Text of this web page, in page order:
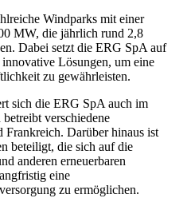
Windparks mit einer
MW, die jährlich rund 2,8
Dabei setzt die ERG SpA auf
innovative Lösungen, um eine
zu gewährleisten.
sich die ERG SpA auch im
verschiedene
Frankreich. Darüber hinaus ist
beteiligt, die sich auf die
anderen erneuerbaren
eine
zu ermöglichen.